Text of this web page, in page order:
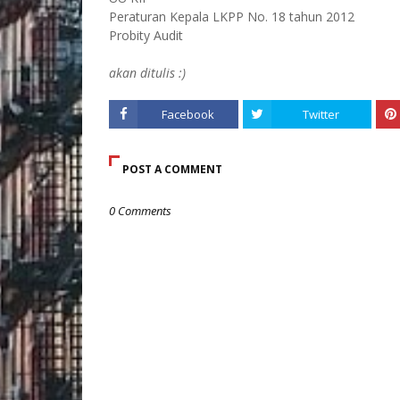
Peraturan Kepala LKPP No. 18 tahun 2012
Probity Audit
akan ditulis :)
Facebook Twitter
POST A COMMENT
0 Comments